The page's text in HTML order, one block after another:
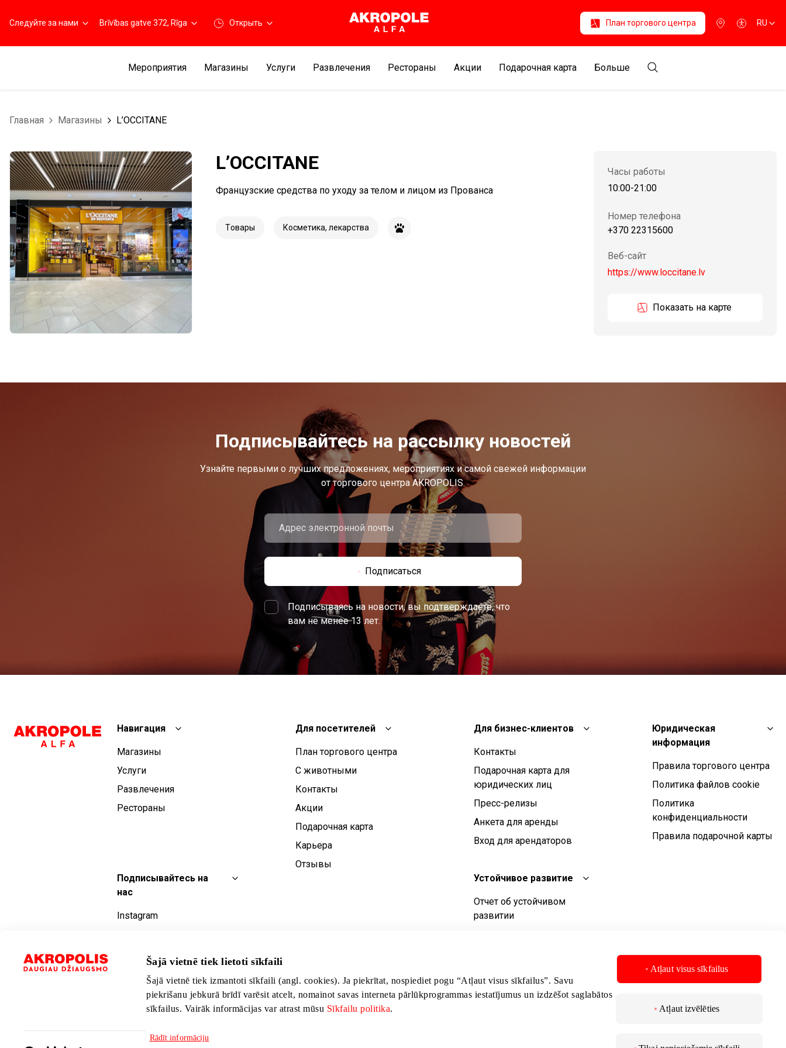
Šajā vietnē tiek lietoti sīkfaili
Šajā vietnē tiek izmantoti sīkfaili (angl. cookies). Ja piekrītat, nospiediet pogu “Atļaut visus sīkfailus”. Savu
piekrišanu jebkurā brīdī varēsit atcelt, nomainot savas interneta pārlūkprogrammas iestatījumus un izdzēšot saglabātos
sīkfailus. Vairāk informācijas var atrast mūsu Sīkfailu politika.
Rādīt informāciju
Atļaut visus sīkfailus
Atļaut izvēlēties
Следуйте за нами Brīvības gatve 372, Rīga Открыть План торгового центра RU
Мероприятия Магазины Услуги Развлечения Рестораны Aкции Подарочная карта Больше
Главная Магазины L’OCCITANE
L’OCCITANE
Французские средства по уходу за телом и лицом из Прованса
Tовары Косметика, лекарства
Часы работы
10:00-21:00
Номер телефона
+370 22315600
Веб-сайт
https://www.loccitane.lv
Показать на карте
Подписывайтесь на рассылку новостей
Узнайте первыми о лучших предложениях, мероприятиях и самой свежей информации
от торгового центра AKROPOLIS.
Подписаться
Подписываясь на новости, вы подтверждаете, что
вам не менее 13 лет.
Навигация
Магазины
Услуги
Развлечения
Рестораны
Для посетителей
План торгового центра
С животными
Контакты
Aкции
Подарочная карта
Карьера
Отзывы
Для бизнес-клиентов
Контакты
Подарочная карта для
юридических лиц
Пресс-релизы
Анкета для аренды
Вход для арендаторов
Устойчивое развитие
Отчет об устойчивом
развитии
Юридическая
информация
Правила торгового центра
Политика файлов cookie
Политика
конфиденциальности
Правила подарочной карты
Подписывайтесь на
нас
Instagram
YouTube